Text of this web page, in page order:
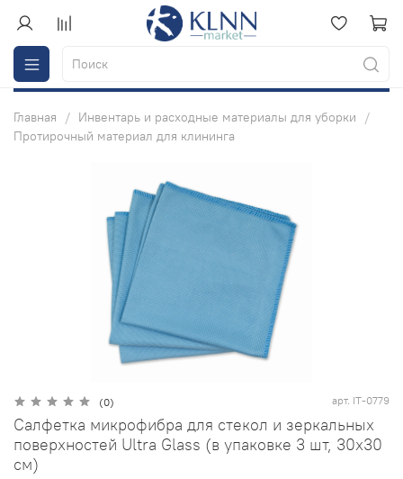
Главная
Инвентарь и расходные материалы для уборки
Протирочный материал для клининга
(0) арт. IT-0779
Салфетка микрофибра для стекол и зеркальных
поверхностей Ultra Glass (в упаковке 3 шт, 30х30
см)